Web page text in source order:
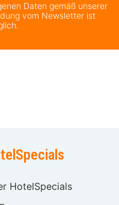
Daten gemäß unserer
vom Newsletter ist
HotelSpecials